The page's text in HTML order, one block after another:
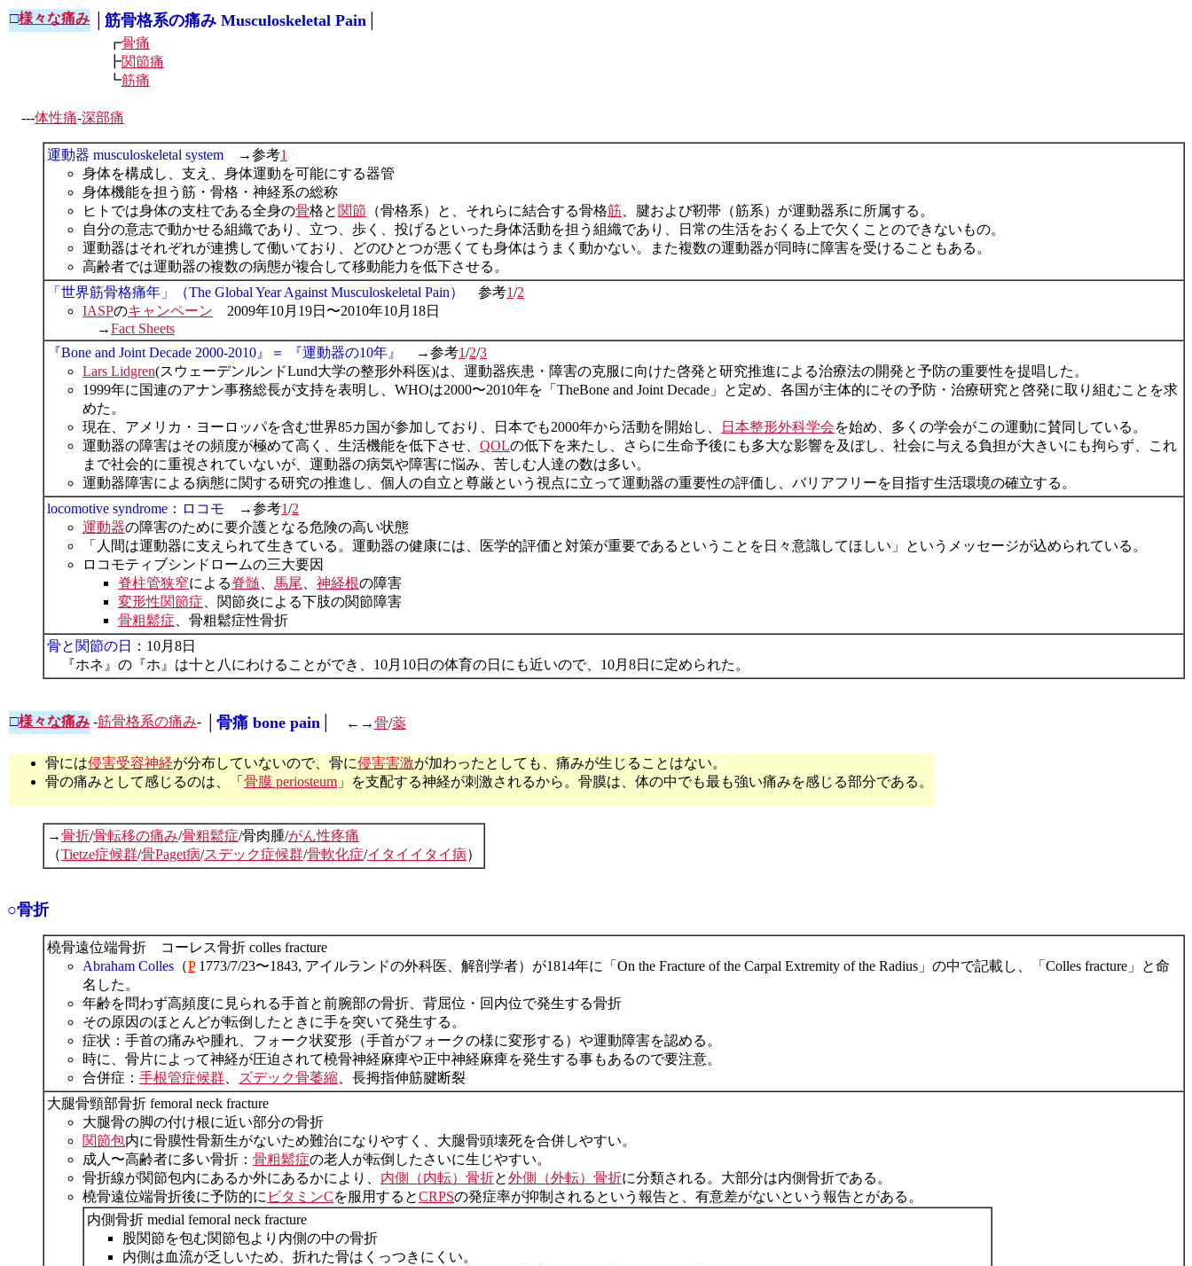
□様々な痛み │筋骨格系の痛み Musculoskeletal Pain│
┏骨痛
┣関節痛
┗筋痛
---体性痛-深部痛
運動器 musculoskeletal system →参考1
身体を構成し、支え、身体運動を可能にする器管
身体機能を担う筋・骨格・神経系の総称
ヒトでは身体の支柱である全身の骨格と 関節 （骨格系）と、それらに結合する骨格筋 、腱および靭帯（筋系）が運動器系に所属する。
自分の意志で動かせる組織であり、立つ、歩く、投げるといった身体活動を担う組織であり、日常の生活をおくる上で欠くことのできないもの。
運動器はそれぞれが連携して働いており、どのひとつが悪くても身体はうまく動かない。また複数の運動器が同時に障害を受けることもある。
高齢者では運動器の複数の病態が複合して移動能力を低下させる。
「世界筋骨格痛年」（The Global Year Against Musculoskeletal Pain）
参考1/2
IASPのキャンペーン 2009年10月19日〜2010年10月18日
→Fact Sheets
『Bone and Joint Decade 2000-2010』＝ 『運動器の10年』
→参考1/2/3
Lars Lidgren(スウェーデンルンドLund大学の整形外科医)は、運動器疾患・障害の克服に向けた啓発と研究推進による治療法の開発と予防の重要性を提唱した。
1999年に国連のアナン事務総長が支持を表明し、WHOは2000〜2010年を「TheBone and Joint Decade」と定め、各国が主体的にその予防・治療研究と啓発に取り組むことを求
めた。
現在、アメリカ・ヨーロッパを含む世界85カ国が参加しており、日本でも2000年から活動を開始し、
日本整形外科学会を始め、多くの学会がこの運動に賛同している。
運動器の障害はその頻度が極めて高く、生活機能を低下させ、 QOLの低下を来たし、さらに生命予後にも多大な影響を及ぼし、社会に与える負担が大きいにも拘らず、これ
まで社会的に重視されていないが、運動器の病気や障害に悩み、苦しむ人達の数は多い。
運動器障害による病態に関する研究の推進し、個人の自立と尊厳という視点に立って運動器の重要性の評価し、バリアフリーを目指す生活環境の確立する。
locomotive syndrome：ロコモ →参考1/2
運動器の障害のために要介護となる危険の高い状態
「人間は運動器に支えられて生きている。運動器の健康には、医学的評価と対策が重要であるということを日々意識してほしい」というメッセージが込められている。
ロコモティブシンドロームの三大要因
脊柱管狭窄による脊髄 馬尾 神経根の障害
変形性関節症 、関節炎による下肢の関節障害
骨粗鬆症 、骨粗鬆症性骨折
骨と関節の日
：10月8日
『ホネ』の『ホ』は十と八にわけることができ、10月10日の体育の日にも近いので、10月8日に定められた。
□様々な痛み -筋骨格系の痛み- │骨痛 bone pain│ ←→骨/薬
骨には侵害受容神経が分布していないので、骨に侵害害激が加わったとしても、痛みが生じることはない。
骨の痛みとして感じるのは、「 骨膜 periosteum 」を支配する神経が刺激されるから。骨膜は、体の中でも最も強い痛みを感じる部分である。
→骨折/骨転移の痛み/骨粗鬆症/骨肉腫/がん性疼痛
（Tietze症候群/骨Paget病/スデック症候群/骨軟化症/イタイイタイ病）
○骨折
橈骨遠位端骨折 コーレス骨折 colles fracture
Abraham Colles （P1773/7/23〜1843, アイルランドの外科医、解剖学者）が1814年に「On the Fracture of the Carpal Extremity of the Radius」の中で記載し、「Colles fracture」と命
名した。
年齢を問わず高頻度に見られる手首と前腕部の骨折、背屈位・回内位で発生する骨折
その原因のほとんどが転倒したときに手を突いて発生する。
症状：手首の痛みや腫れ、フォーク状変形（手首がフォークの様に変形する）や運動障害を認める。
時に、骨片によって神経が圧迫されて橈骨神経麻痺や正中神経麻痺を発生する事もあるので要注意。
合併症： 手根管症候群 ズデック骨萎縮 、長拇指伸筋腱断裂
大腿骨頸部骨折 femoral neck fracture
大腿骨の脚の付け根に近い部分の骨折
関節包内に骨膜性骨新生がないため難治になりやすく、大腿骨頭壊死を合併しやすい。
成人〜高齢者に多い骨折： 骨粗鬆症の老人が転倒したさいに生じやすい。
骨折線が関節包内にあるか外にあるかにより、 内側（内転）骨折と外側（外転）骨折に分類される。大部分は内側骨折である。
橈骨遠位端骨折後に予防的に ビタミンCを服用するとCRPSの発症率が抑制されるという報告と、有意差がないという報告とがある。
内側骨折 medial femoral neck fracture
股関節を包む関節包より内側の中の骨折
内側は血流が乏しいため、折れた骨はくっつきにくい。